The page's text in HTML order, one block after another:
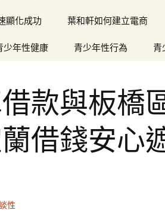
顯化成功 葉和軒如何建立電商
少年性健康 青少年性行為 青
款與板橋
借錢安心
性